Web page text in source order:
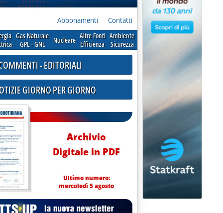
Abbonamenti Contatti
Gas Naturale
GPL - GNL
Nucleare Altre Fonti
Efficienza
Ambiente
Sicurezza
- EDITORIALI
GIORNO PER GIORNO
Archivio
Digitale in PDF
Ultimo numero:
mercoledì 5 agosto